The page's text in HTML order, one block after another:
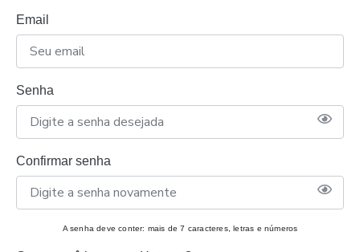
Email
Senha
Confirmar senha
A senha deve conter: mais de 7 caracteres, letras e números